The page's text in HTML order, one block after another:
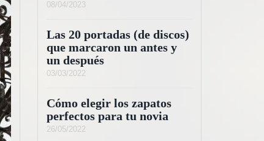
08/04/2023
Las 20 portadas (de discos)
que marcaron un antes y
un después
03/03/2022
Cómo elegir los zapatos
perfectos para tu novia
26/05/2022